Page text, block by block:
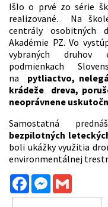
Išlo o prvé zo série
realizované. Na
centrály osobitných
Akadémie PZ. Vo
vybraných druhov
podmienkach
na pytliactvo,
krádeže dreva,
neoprávnene
Samostatná
bezpilotných
boli ukážky využitia
environmentálnej
FacebookMessenger